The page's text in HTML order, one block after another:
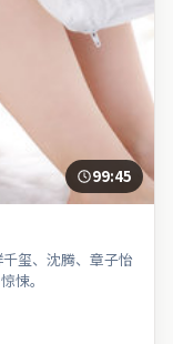
99:45
玺、沈腾、章子怡
悚。